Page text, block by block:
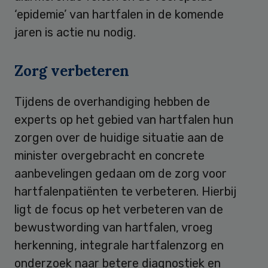
‘epidemie’ van hartfalen in de komende
jaren is actie nu nodig.
Zorg verbeteren
Tijdens de overhandiging hebben de
experts op het gebied van hartfalen hun
zorgen over de huidige situatie aan de
minister overgebracht en concrete
aanbevelingen gedaan om de zorg voor
hartfalenpatiënten te verbeteren. Hierbij
ligt de focus op het verbeteren van de
bewustwording van hartfalen, vroeg
herkenning, integrale hartfalenzorg en
onderzoek naar betere diagnostiek en